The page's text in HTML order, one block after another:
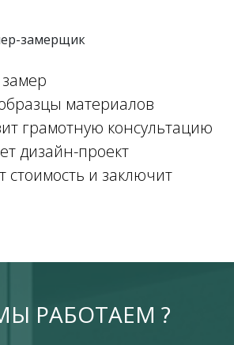
материалов
грамотную консультацию
дизайн-проект
стоимость и заключит
РАБОТАЕМ ?